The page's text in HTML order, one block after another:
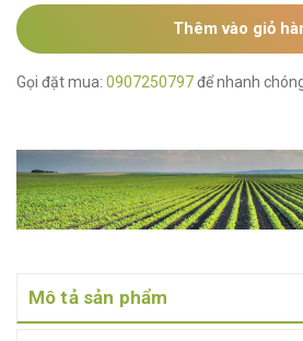
Thêm vào giỏ
Gọi đặt mua: 0907250797để nhanh
Mô tả sản phẩm